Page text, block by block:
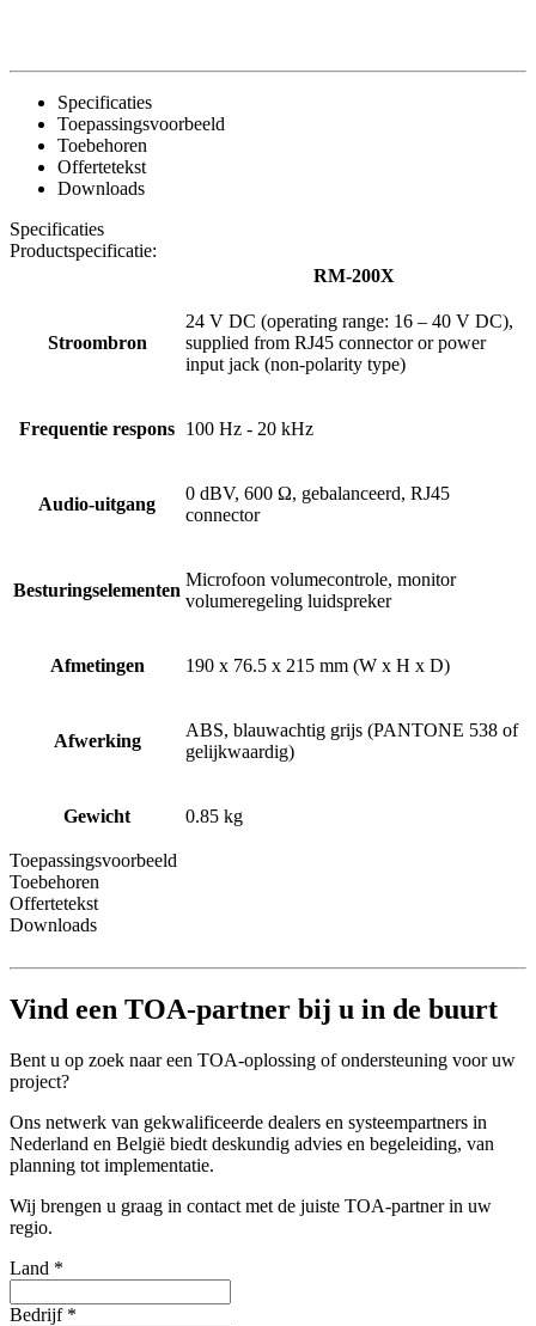
Specificaties
Toepassingsvoorbeeld
Toebehoren
Offertetekst
Downloads
Specificaties
Productspecificatie:
RM-200X
Stroombron
24 V DC (operating range: 16 – 40 V DC),
supplied from RJ45 connector or power
input jack (non-polarity type)
Frequentie respons 100 Hz - 20 kHz
Audio-uitgang
0 dBV, 600 Ω, gebalanceerd, RJ45
connector
Besturingselementen
Microfoon volumecontrole, monitor
volumeregeling luidspreker
Afmetingen 190 x 76.5 x 215 mm (W x H x D)
Afwerking
ABS, blauwachtig grijs (PANTONE 538 of
gelijkwaardig)
Gewicht 0.85 kg
Toepassingsvoorbeeld
Toebehoren
Offertetekst
Downloads
Vind een TOA-partner bij u in de buurt
Bent u op zoek naar een TOA-oplossing of ondersteuning voor uw
project?
Ons netwerk van gekwalificeerde dealers en systeempartners in
Nederland en België biedt deskundig advies en begeleiding, van
planning tot implementatie.
Wij brengen u graag in contact met de juiste TOA-partner in uw
regio.
Land *
Bedrijf *